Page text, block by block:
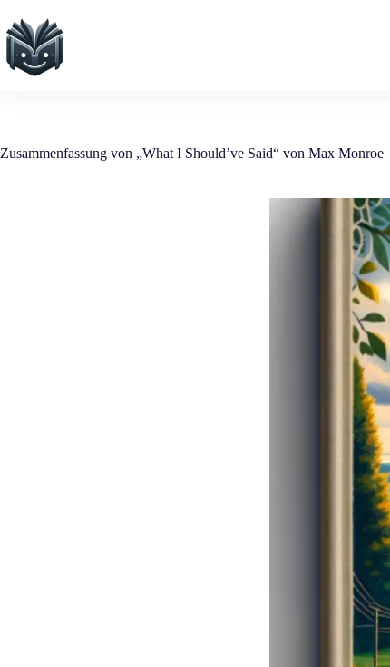
Inhalt
springen
Zusammenfassung von „What I Should’ve Said“ von Max Monroe